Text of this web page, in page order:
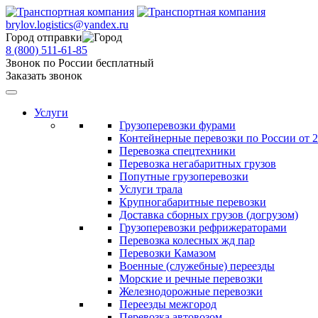
brylov.logistics@yandex.ru
Город отправки
8 (800) 511-61-85
Звонок по России бесплатный
Заказать звонок
Услуги
Грузоперевозки фурами
Контейнерные перевозки по России от
Перевозка спецтехники
Перевозка негабаритных грузов
Попутные грузоперевозки
Услуги трала
Крупногабаритные перевозки
Доставка сборных грузов (догрузом)
Грузоперевозки рефрижераторами
Перевозка колесных жд пар
Перевозки Камазом
Военные (служебные) переезды
Морские и речные перевозки
Железнодорожные перевозки
Переезды межгород